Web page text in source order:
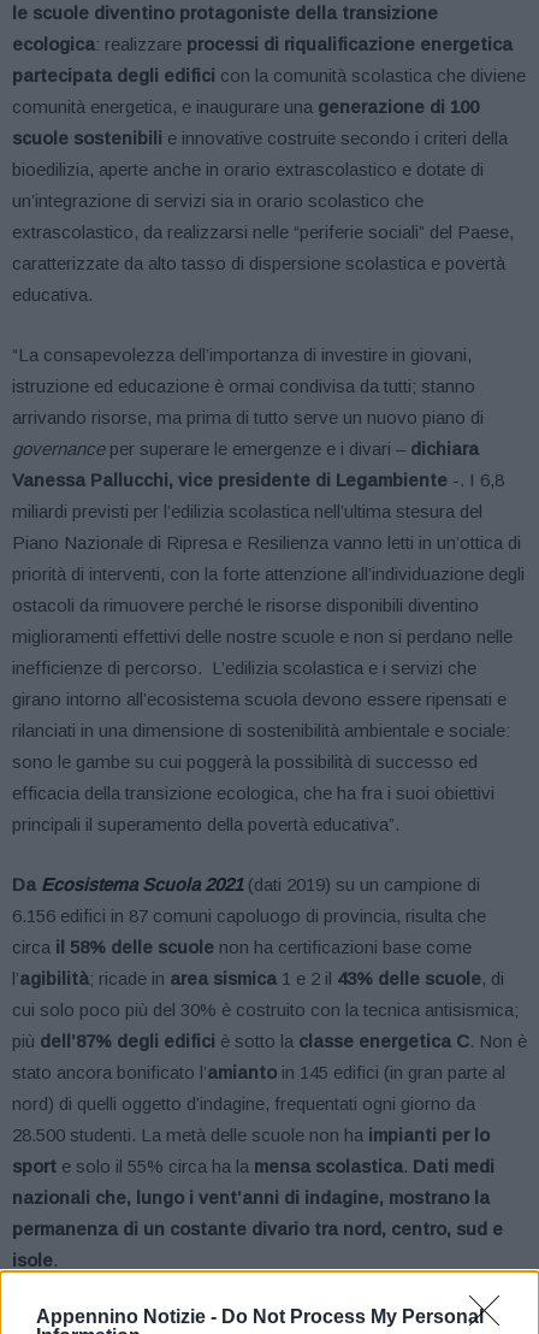
Appennino Notizie - Do Not Process My Personal
le scuole diventino protagoniste della transizione
ecologica: realizzare processi di riqualificazione energetica
partecipata degli edifici con la comunità scolastica che diviene
comunità energetica, e inaugurare una generazione di 100
scuole sostenibili e innovative costruite secondo i criteri della
bioedilizia, aperte anche in orario extrascolastico e dotate di
un’integrazione di servizi sia in orario scolastico che
extrascolastico, da realizzarsi nelle “periferie sociali” del Paese,
caratterizzate da alto tasso di dispersione scolastica e povertà
educativa.
“La consapevolezza dell’importanza di investire in giovani,
istruzione ed educazione è ormai condivisa da tutti; stanno
arrivando risorse, ma prima di tutto serve un nuovo piano di
governanceper superare le emergenze e i divari – dichiara
Vanessa Pallucchi, vice presidente di Legambiente -. I 6,8
miliardi previsti per l’edilizia scolastica nell’ultima stesura del
Piano Nazionale di Ripresa e Resilienza vanno letti in un’ottica di
priorità di interventi, con la forte attenzione all’individuazione degli
ostacoli da rimuovere perché le risorse disponibili diventino
miglioramenti effettivi delle nostre scuole e non si perdano nelle
inefficienze di percorso.
L’edilizia scolastica e i servizi che
girano intorno all’ecosistema scuola devono essere ripensati e
rilanciati in una dimensione di sostenibilità ambientale e sociale:
sono le gambe su cui poggerà la possibilità di successo ed
efficacia della transizione ecologica, che ha fra i suoi obiettivi
principali il superamento della povertà educativa”.
Da Ecosistema Scuola 2021(dati 2019) su un campione di
6.156 edifici in 87 comuni capoluogo di provincia, risulta che
circa il 58% delle scuole non ha certificazioni base come
l’agibilità; ricade in area sismica 1 e 2 il 43% delle scuole, di
cui solo poco più del 30% è costruito con la tecnica antisismica;
più dell’87% degli edifici è sotto la classe energetica C. Non è
stato ancora bonificato l’amianto in 145 edifici (in gran parte al
nord) di quelli oggetto d’indagine, frequentati ogni giorno da
28.500 studenti. La metà delle scuole non ha impianti per lo
sport e solo il 55% circa ha la mensa scolastica. Dati medi
nazionali che, lungo i vent’anni di indagine, mostrano la
permanenza di un costante divario tra nord, centro, sud e
isole.
Per garantire una gestione virtuosa dei fondi per una migliore